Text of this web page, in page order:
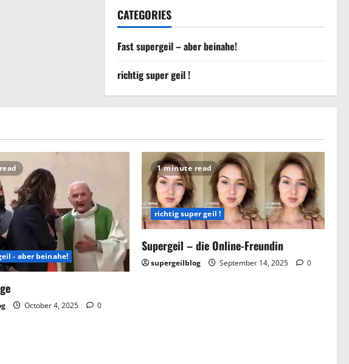
CATEGORIES
Fast supergeil – aber beinahe!
richtig super geil !
- aber beinahe!
October 4, 2025 0
1 minute read
richtig super geil !
Supergeil – die Online-Freundin
supergeilblog September 14, 2025 0